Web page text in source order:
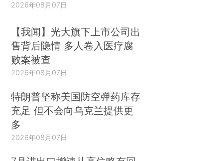
2026年08月07日
【我闻】光大旗下上市公司出
售背后隐情 多人卷入医疗腐
败案被查
2026年08月07日
特朗普坚称美国防空弹药库存
充足 但不会向乌克兰提供更
多
2026年08月07日